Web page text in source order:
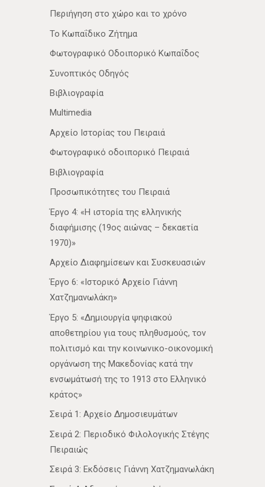
Περιήγηση στο χώρο και το χρόνο
Το Κωπαΐδικο Ζήτημα
Φωτογραφικό Οδοιπορικό Κωπαΐδος
Συνοπτικός Οδηγός
Βιβλιογραφία
Multimedia
Αρχείο Ιστορίας του Πειραιά
Φωτογραφικό οδοιπορικό Πειραιά
Βιβλιογραφία
Προσωπικότητες του Πειραιά
Έργο 4: «Η ιστορία της ελληνικής
διαφήμισης (19ος αιώνας – δεκαετία
1970)»
Αρχείο Διαφημίσεων και Συσκευασιών
Έργο 6: «Ιστορικό Αρχείο Γιάννη
Χατζημανωλάκη»
Έργο 5: «Δημιουργία ψηφιακού
αποθετηρίου για τους πληθυσμούς, τον
πολιτισμό και την κοινωνικο-οικονομική
οργάνωση της Μακεδονίας κατά την
ενσωμάτωσή της το 1913 στο Ελληνικό
κράτος»
Σειρά 1: Αρχείο Δημοσιευμάτων
Σειρά 2: Περιοδικό Φιλολογικής Στέγης
Πειραιώς
Σειρά 3: Εκδόσεις Γιάννη Χατζημανωλάκη